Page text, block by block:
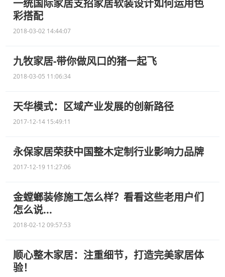
一统国际家居支招家居软装设计如何运用色
彩搭配
2018-03-02 14:44:07
九牧家居-带你做风口的猪一起飞
2018-03-05 11:06:34
天华模式：区域产业发展的创新路径
2017-12-14 15:49:11
永保家居荣获中国整木定制行业影响力品牌
2017-12-19 11:27:06
金螳螂装修施工怎么样？看看这些老用户们
怎么说...
2018-02-12 09:57:53
顺心整木家居：注重细节，打造完美家居体
验！